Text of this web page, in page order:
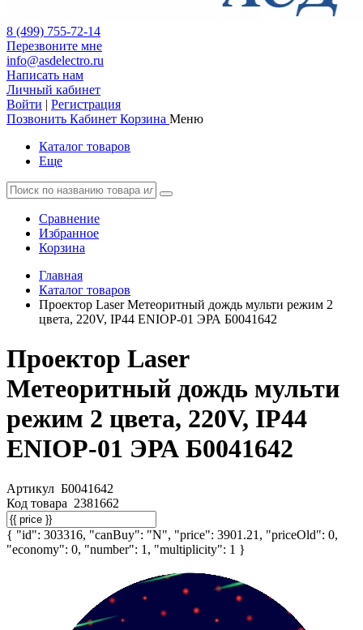
8 (499) 755-72-14
Перезвоните мне
info@asdelectro.ru
Написать нам
Личный кабинет
Войти | Регистрация
Позвонить Кабинет Корзина Меню
Каталог товаров
Еще
Сравнение
Избранное
Корзина
Главная
Каталог товаров
Проектор Laser Метеоритный дождь мульти режим 2
цвета, 220V, IP44 ENIOP-01 ЭРА Б0041642
Проектор Laser
Метеоритный дождь мульти
режим 2 цвета, 220V, IP44
ENIOP-01 ЭРА Б0041642
Артикул Б0041642
Код товара 2381662
{ "id": 303316, "canBuy": "N", "price": 3901.21, "priceOld": 0,
"economy": 0, "number": 1, "multiplicity": 1 }